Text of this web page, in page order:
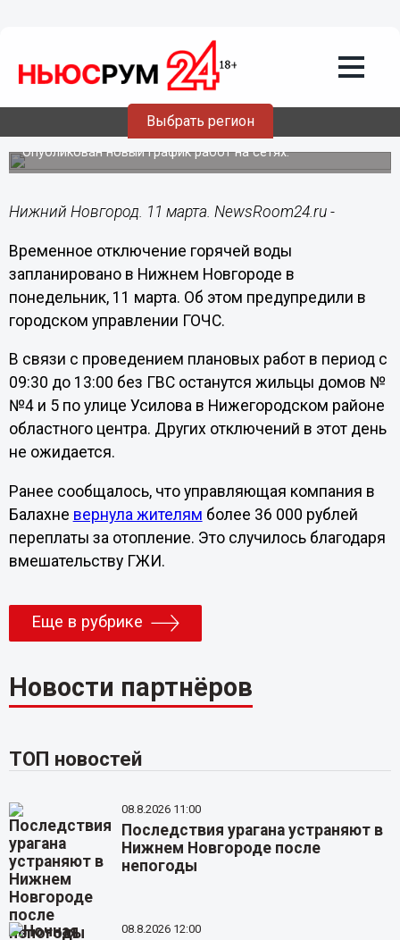
Выбрать регион
11.03.202408:00
Жители улицы в Нижнем Новгороде
останутся без горячей воды 11 марта
Опубликован новый график работ на сетях.
Нижний Новгород. 11 марта. NewsRoom24.ru -
Временное отключение горячей воды
запланировано в Нижнем Новгороде в
понедельник, 11 марта. Об этом предупредили в
городском управлении ГОЧС.
В связи с проведением плановых работ в период с
09:30 до 13:00 без ГВС останутся жильцы домов №
№4 и 5 по улице Усилова в Нижегородском районе
областного центра. Других отключений в этот день
не ожидается.
Ранее сообщалось, что управляющая компания в
Балахне вернула жителям более 36 000 рублей
переплаты за отопление. Это случилось благодаря
вмешательству ГЖИ.
Еще в рубрике
Новости партнёров
ТОП новостей
08.8.2026 11:00
Последствия урагана устраняют в
Нижнем Новгороде после
непогоды
08.8.2026 12:00